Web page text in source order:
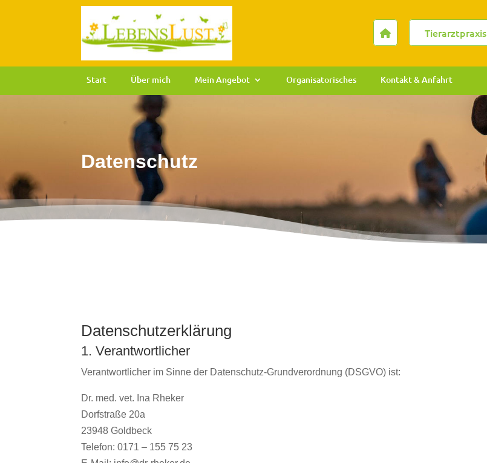
Tierarztpraxis
Start Über mich Mein Angebot Organisatorisches Kontakt & Anfahrt
Datenschutz
Datenschutzerklärung
1. Verantwortlicher
Verantwortlicher im Sinne der Datenschutz-Grundverordnung (DSGVO) ist:
Dr. med. vet. Ina Rheker
Dorfstraße 20a
23948 Goldbeck
Telefon: 0171 – 155 75 23